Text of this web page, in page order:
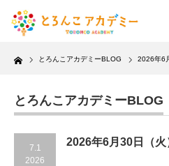
Home とろんこアカデミーBLOG 2026年6
とろんこアカデミーBLOG
7.1
2026
2026年6月30日（